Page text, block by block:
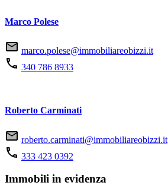
Marco Polese
marco.polese@immobiliareobizzi.it
340 786 8933
Roberto Carminati
roberto.carminati@immobiliareobizzi.it
333 423 0392
Immobili in evidenza